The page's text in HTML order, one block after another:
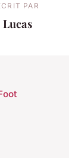
PAR
Lucas